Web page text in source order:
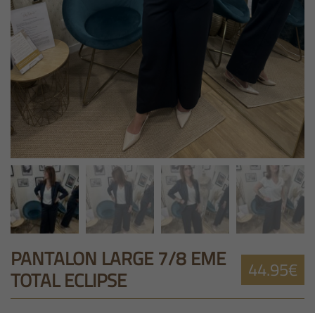
PANTALON LARGE 7/8 EME
TOTAL ECLIPSE 44.95€